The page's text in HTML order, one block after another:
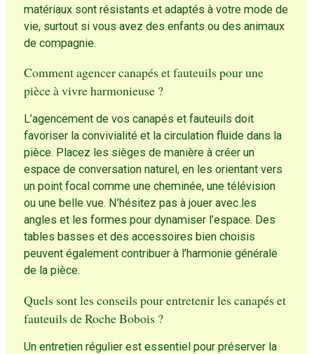
matériaux sont résistants et adaptés à votre mode de
vie, surtout si vous avez des enfants ou des animaux
de compagnie.
Comment agencer canapés et fauteuils pour une
pièce à vivre harmonieuse ?
L’agencement de vos canapés et fauteuils doit
favoriser la convivialité et la circulation fluide dans la
pièce. Placez les sièges de manière à créer un
espace de conversation naturel, en les orientant vers
un point focal comme une cheminée, une télévision
ou une belle vue. N’hésitez pas à jouer avec les
angles et les formes pour dynamiser l’espace. Des
tables basses et des accessoires bien choisis
peuvent également contribuer à l’harmonie générale
de la pièce.
Quels sont les conseils pour entretenir les canapés et
fauteuils de Roche Bobois ?
Un entretien régulier est essentiel pour préserver la